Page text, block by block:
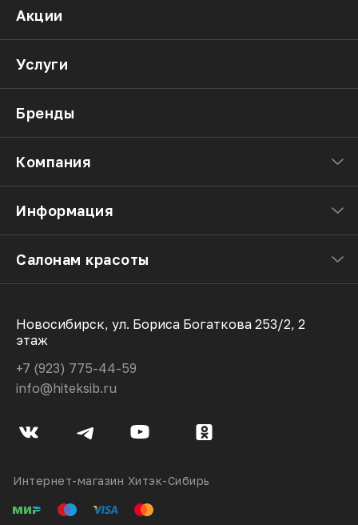
Акции
Услуги
Бренды
Компания
Информация
Салонам красоты
Новосибирск, ул. Бориса Богаткова 253/2, 2
этаж
+7 (923) 775-44-59
info@hiteksib.ru
Интернет-магазин Хитэк-Сибирь